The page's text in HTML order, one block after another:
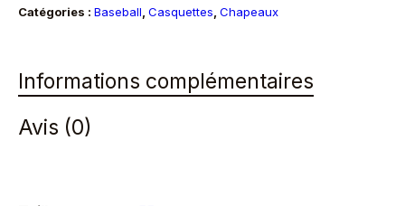
grande
marine
ajustable
Catégories : Baseball Casquettes Chapeaux
Informations complémentaires
Avis (0)